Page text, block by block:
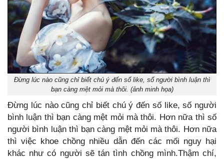
Đừng lúc nào cũng chỉ biết chú ý đến số like, số người bình luận thì
bạn càng mệt mỏi mà thôi. (ảnh minh họa)
Đừng lúc nào cũng chỉ biết chú ý đến số like, số người
bình luận thì bạn càng mệt mỏi mà thôi. Hơn nữa thì số
người bình luận thì bạn càng mệt mỏi mà thôi. Hơn nữa
thì việc khoe chồng nhiều dẫn đến các mối nguy hại
khác như có người sẽ tán tình chồng mình.Thậm chí,